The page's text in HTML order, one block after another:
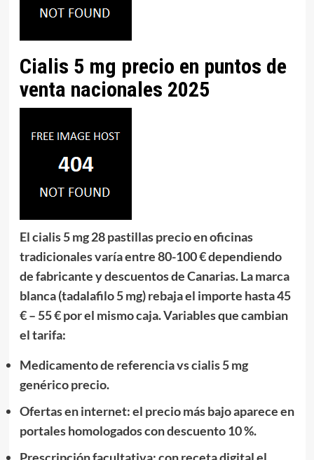
Cialis 5 mg precio en puntos de
venta nacionales 2025
Elcialis 5 mg 28 pastillas precioen oficinas
tradicionales varía entre80-100 €dependiendo
de fabricante y descuentos de Canarias. La marca
blanca (tadalafilo 5 mg) rebaja el importe hasta45
€ – 55 €por el mismo caja. Variables que cambian
el tarifa:
Medicamento de referencia vscialis 5 mg
genérico precio.
Ofertas en internet: el precio más bajoaparece en
portales homologados con descuento 10 %.